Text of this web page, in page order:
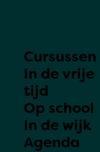
Cursussen
In de vrije
tijd
Op school
In de wijk
Agenda